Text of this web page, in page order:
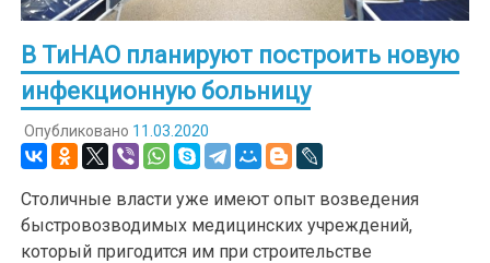
В ТиНАО планируют построить новую
инфекционную больницу
Опубликовано 11.03.2020
Столичные власти уже имеют опыт возведения
быстровозводимых медицинских учреждений,
который пригодится им при строительстве